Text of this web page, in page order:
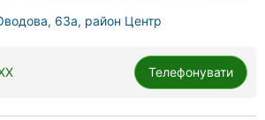
63а, район Центр
Телефонувати